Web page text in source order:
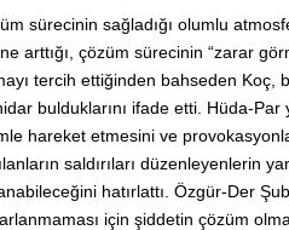
sürecinin sağladığı olumlu
arttığı, çözüm sürecinin “zarar
tercih ettiğinden bahseden Koç,
bulduklarını ifade etti. Hüda-Par
hareket etmesini ve
saldırıları düzenleyenlerin
hatırlattı. Özgür-Der
için şiddetin çözüm